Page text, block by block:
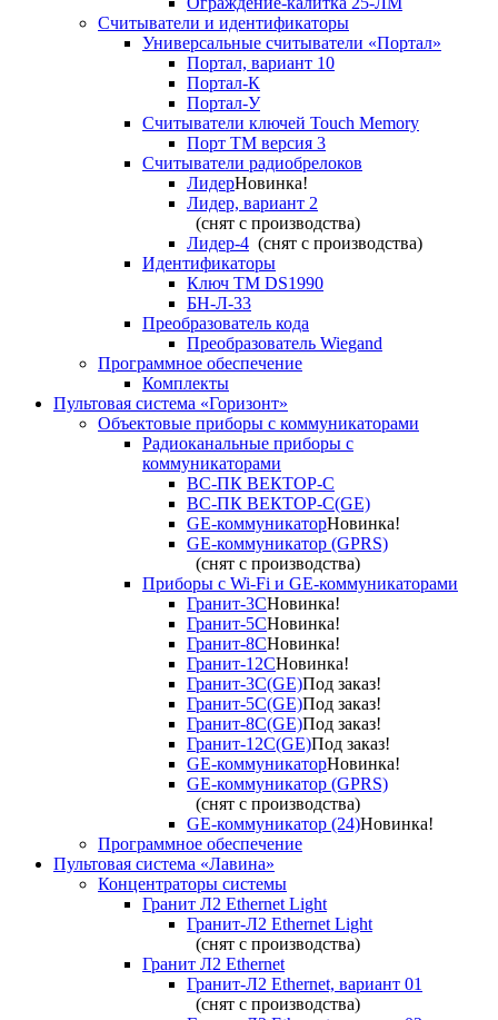
Считыватели и идентификаторы
Универсальные считыватели «Портал»
Портал, вариант 10
Портал-К
Портал-У
Считыватели ключей Touch Memory
Порт TM версия 3
Считыватели радиобрелоков
ЛидерНовинка!
Лидер, вариант 2
(снят с производства)
Лидер-4 (снят с производства)
Идентификаторы
Ключ TM DS1990
БН-Л-33
Преобразователь кода
Преобразователь Wiegand
Программное обеспечение
Комплекты
Пультовая система «Горизонт»
Объектовые приборы с коммуникаторами
Радиоканальные приборы с
коммуникаторами
ВС-ПК ВЕКТОР-С
ВС-ПК ВЕКТОР-С(GE)
GE-коммуникаторНовинка!
GE-коммуникатор (GPRS)
(снят с производства)
Приборы с Wi-Fi и GE-коммуникаторами
Гранит-3СНовинка!
Гранит-5СНовинка!
Гранит-8СНовинка!
Гранит-12СНовинка!
Гранит-3С(GE)Под заказ!
Гранит-5С(GE)Под заказ!
Гранит-8С(GE)Под заказ!
Гранит-12С(GE)Под заказ!
GE-коммуникаторНовинка!
GE-коммуникатор (GPRS)
(снят с производства)
GE-коммуникатор (24)Новинка!
Программное обеспечение
Пультовая система «Лавина»
Концентраторы системы
Гранит Л2 Ethernet Light
Гранит-Л2 Ethernet Light
(снят с производства)
Гранит Л2 Ethernet
Гранит-Л2 Ethernet, вариант 01
(снят с производства)